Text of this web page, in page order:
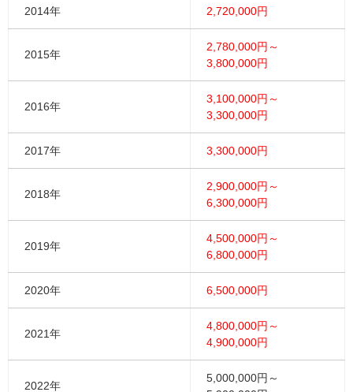
2014年 2,720,000円
2015年
2,780,000円～
3,800,000円
2016年
3,100,000円～
3,300,000円
2017年 3,300,000円
2018年
2,900,000円～
6,300,000円
2019年
4,500,000円～
6,800,000円
2020年 6,500,000円
2021年
4,800,000円～
4,900,000円
2022年
5,000,000円～